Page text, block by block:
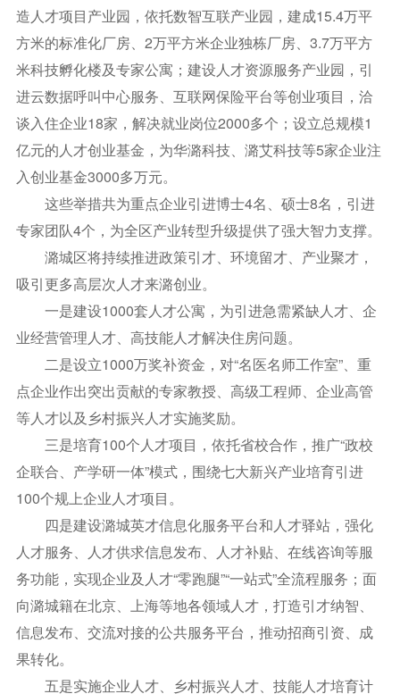
造人才项目产业园，依托数智互联产业园，建成15.4万平
方米的标准化厂房、2万平方米企业独栋厂房、3.7万平方
米科技孵化楼及专家公寓；建设人才资源服务产业园，引
进云数据呼叫中心服务、互联网保险平台等创业项目，洽
谈入住企业18家，解决就业岗位2000多个；设立总规模1
亿元的人才创业基金，为华潞科技、潞艾科技等5家企业注
入创业基金3000多万元。
这些举措共为重点企业引进博士4名、硕士8名，引进
专家团队4个，为全区产业转型升级提供了强大智力支撑。
潞城区将持续推进政策引才、环境留才、产业聚才，
吸引更多高层次人才来潞创业。
一是建设1000套人才公寓，为引进急需紧缺人才、企
业经营管理人才、高技能人才解决住房问题。
二是设立1000万奖补资金，对“名医名师工作室”、重
点企业作出突出贡献的专家教授、高级工程师、企业高管
等人才以及乡村振兴人才实施奖励。
三是培育100个人才项目，依托省校合作，推广“政校
企联合、产学研一体”模式，围绕七大新兴产业培育引进
100个规上企业人才项目。
四是建设潞城英才信息化服务平台和人才驿站，强化
人才服务、人才供求信息发布、人才补贴、在线咨询等服
务功能，实现企业及人才“零跑腿”“一站式”全流程服务；面
向潞城籍在北京、上海等地各领域人才，打造引才纳智、
信息发布、交流对接的公共服务平台，推动招商引资、成
果转化。
五是实施企业人才、乡村振兴人才、技能人才培育计